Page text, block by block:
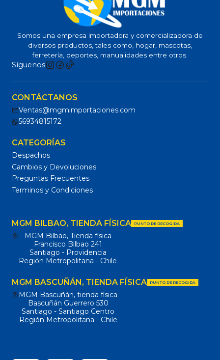
Somos una empresa importadora y comercializadora de
diversos productos, tales como, hogar, mascotas,
ferretería, deportes, manualidades entre otros.
Síguenos
CONTÁCTANOS
Ventas@mgmimportaciones.com
56934815172
CATEGORÍAS
Despachos
Cambios y Devoluciones
Preguntas Frecuentes
Terminos y Condiciones
MGM BILBAO, TIENDA FÍSICA PUNTO DE RECOGIDA
MGM Bilbao, Tienda física
Francisco Bilbao 241
Santiago - Providencia
Región Metropolitana - Chile
MGM BASCUÑÁN, TIENDA FÍSICA PUNTO DE RECOGIDA
MGM Bascuñán, tienda física
Bascuñán Guerrero 530
Santiago - Santiago Centro
Región Metropolitana - Chile